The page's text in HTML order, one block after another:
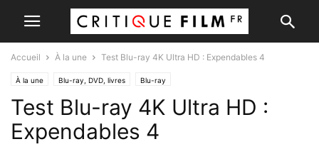
Accueil À la une Test Blu-ray 4K Ultra HD : Expendables 4
À la une Blu-ray, DVD, livres Blu-ray
Test Blu-ray 4K Ultra HD :
Expendables 4